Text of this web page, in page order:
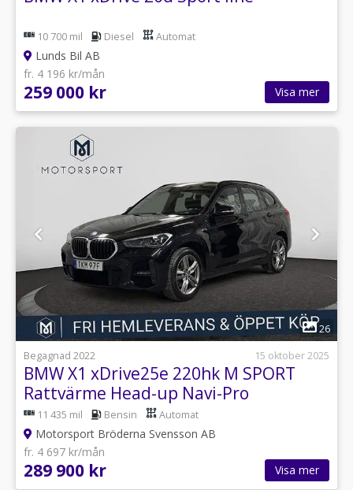
10 700 mil Diesel Automat
Lunds Bil AB
fr. 4 196 kr/mån
259 000 kr Visa mer
1
26
Begagnad 2022
15 oktober 2025
BMW X1 xDrive25e 220hk M SPORT
Rattvärme Head-up Navi-Pro
11 435 mil Bensin Automat
Motorsport Bröderna Svensson AB
fr. 4 697 kr/mån
289 900 kr Visa mer